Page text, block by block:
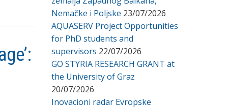
Nemačke i Poljske 23/07/2026
AQUASERV Project Opportunities
for PhD students and
supervisors 22/07/2026
GO STYRIA RESEARCH GRANT at
the University of Graz
20/07/2026
Inovacioni radar Evropske